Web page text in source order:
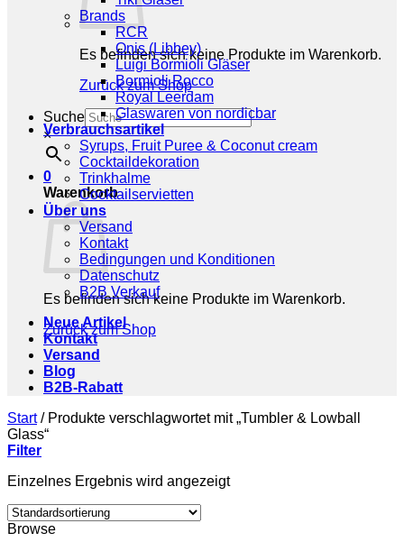
Es befinden sich keine Produkte im Warenkorb.
Zurück zum Shop
Suche
×
0
Warenkorb
Es befinden sich keine Produkte im Warenkorb.
Zurück zum Shop
Brands
RCR
Onis (Libbey)
Luigi Bormioli Gläser
Bormioli Rocco
Royal Leerdam
Glaswaren von nordicbar
Verbrauchsartikel
Syrups, Fruit Puree & Coconut cream
Cocktaildekoration
Trinkhalme
Cocktailservietten
Über uns
Versand
Kontakt
Bedingungen und Konditionen
Datenschutz
B2B Verkauf
Neue Artikel
Kontakt
Versand
Blog
B2B-Rabatt
Start /Produkte verschlagwortet mit „Tumbler & Lowball
Glass“
Filter
Einzelnes Ergebnis wird angezeigt
Browse